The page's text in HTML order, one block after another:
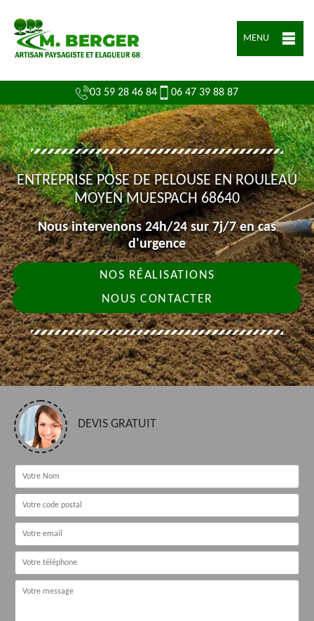
MENU
03 59 28 46 84 06 47 39 88 87
ENTREPRISE POSE DE PELOUSE EN ROULEAU
MOYEN MUESPACH 68640
Nous intervenons 24h/24 sur 7j/7 en cas
d'urgence
NOS RÉALISATIONS
NOUS CONTACTER
DEVIS GRATUIT